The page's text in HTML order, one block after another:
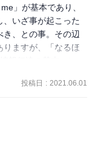
」が基本であり、
いざ事が起こった
、との事。その辺
りますが、「なるほ
報の承認プロセスに
らない事は、特に組
起こりうる事態
、決定権のある指
べられています。
投稿日 : 2021.06.01